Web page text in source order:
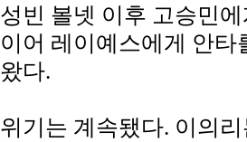
성빈 볼넷 이후 고승민
이어 레이예스에게 안
왔다.
위기는 계속됐다. 이의